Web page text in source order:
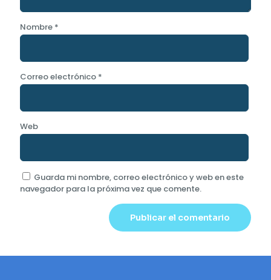
Nombre *
Correo electrónico *
Web
Guarda mi nombre, correo electrónico y web en este
navegador para la próxima vez que comente.